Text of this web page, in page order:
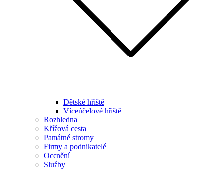
Dětské hřiště
Víceúčelové hřiště
Rozhledna
Křížová cesta
Památné stromy
Firmy a podnikatelé
Ocenění
Služby